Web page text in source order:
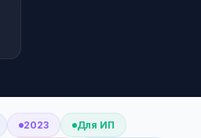
2023 Для ИП